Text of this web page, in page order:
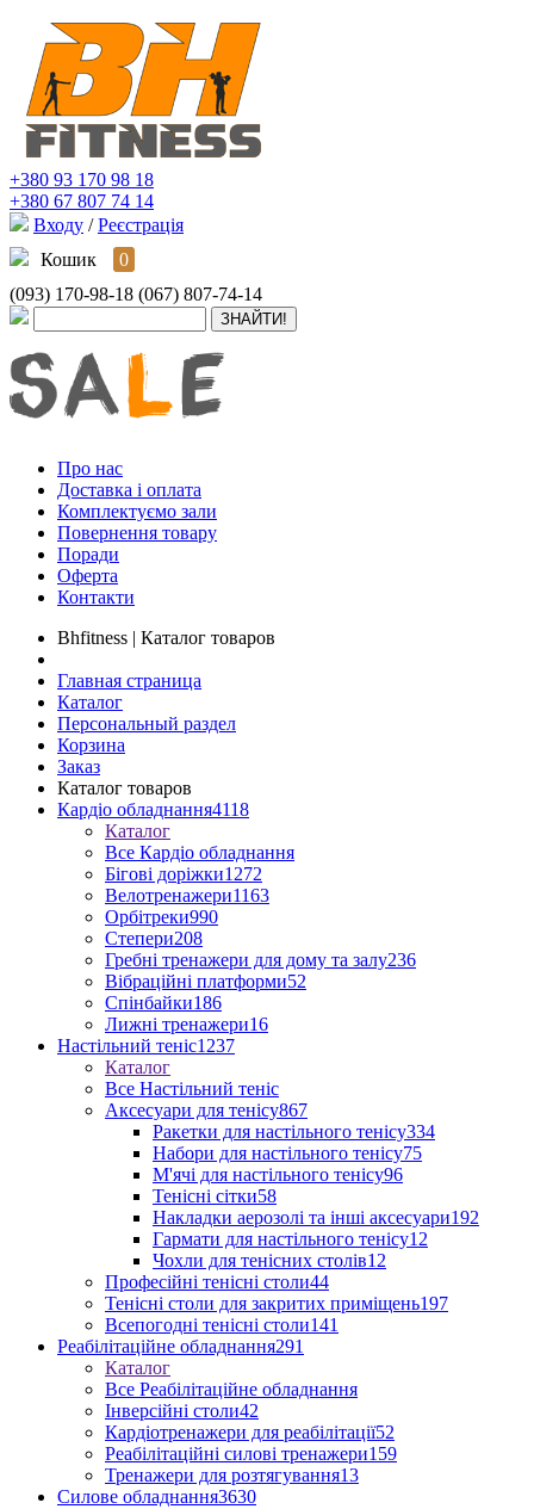
+380 93 170 98 18
+380 67 807 74 14
Входу / Реєстрація
Кошик
0
(093) 170-98-18 (067) 807-74-14
Про нас
Доставка і оплата
Комплектуємо зали
Повернення товару
Поради
Оферта
Контакти
Bhfitness | Каталог товаров
Главная страница
Каталог
Персональный раздел
Корзина
Заказ
Каталог товаров
Кардіо обладнання4118
Каталог
Все Кардіо обладнання
Бігові доріжки1272
Велотренажери1163
Орбітреки990
Степери208
Гребні тренажери для дому та залу236
Вібраційні платформи52
Спінбайки186
Лижні тренажери16
Настільний теніс1237
Каталог
Все Настільний теніс
Аксесуари для тенісу867
Ракетки для настільного тенісу334
Набори для настільного тенісу75
М'ячі для настільного тенісу96
Тенісні сітки58
Накладки аерозолі та інші аксесуари192
Гармати для настільного тенісу12
Чохли для тенісних столів12
Професійні тенісні столи44
Тенісні столи для закритих приміщень197
Всепогодні тенісні столи141
Реабілітаційне обладнання291
Каталог
Все Реабілітаційне обладнання
Інверсійні столи42
Кардіотренажери для реабілітації52
Реабілітаційні силові тренажери159
Тренажери для розтягування13
Силове обладнання3630